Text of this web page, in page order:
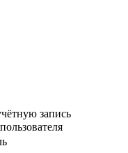
запись